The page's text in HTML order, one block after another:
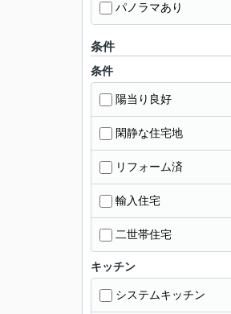
パノラマあり
条件
条件
陽当り良好
閑静な住宅地
リフォーム済
輸入住宅
二世帯住宅
キッチン
システムキッチン